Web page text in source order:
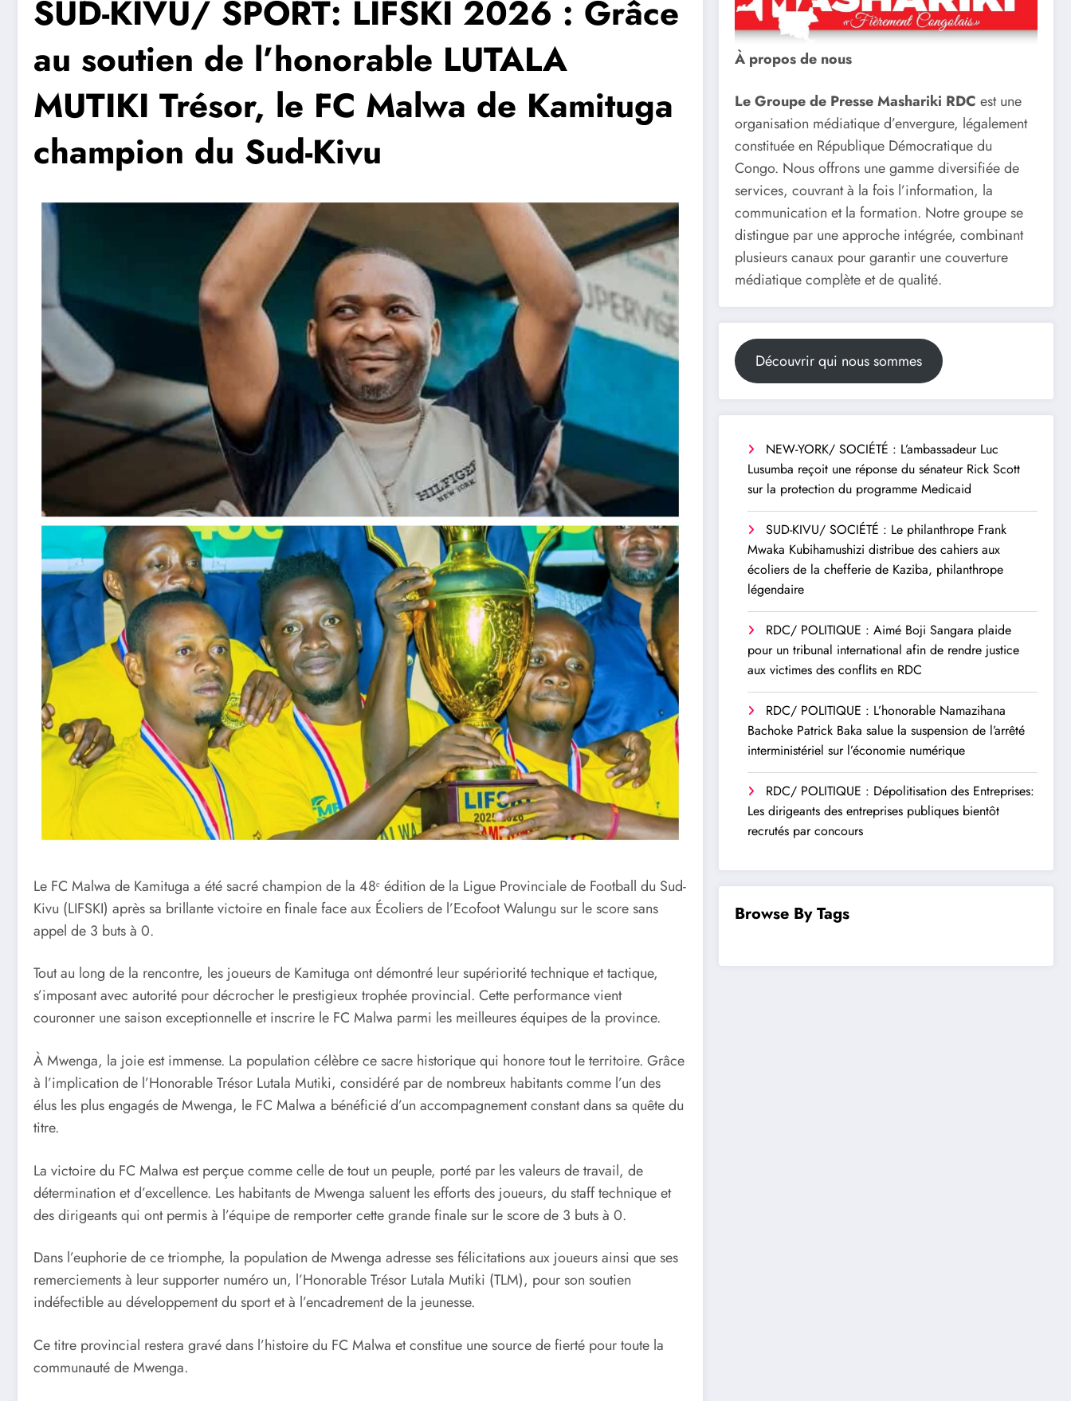
SUD-KIVU/ SPORT: LIFSKI 2026 : Grâce
au soutien de l’honorable LUTALA
MUTIKI Trésor, le FC Malwa de Kamituga
champion du Sud-Kivu
Le FC Malwa de Kamituga a été sacré champion de la 48ᵉ édition de la Ligue Provinciale de Football du Sud-
Kivu (LIFSKI) après sa brillante victoire en finale face aux Écoliers de l’Ecofoot Walungu sur le score sans
appel de 3 buts à 0.
Tout au long de la rencontre, les joueurs de Kamituga ont démontré leur supériorité technique et tactique,
s’imposant avec autorité pour décrocher le prestigieux trophée provincial. Cette performance vient
couronner une saison exceptionnelle et inscrire le FC Malwa parmi les meilleures équipes de la province.
À Mwenga, la joie est immense. La population célèbre ce sacre historique qui honore tout le territoire. Grâce
à l’implication de l’Honorable Trésor Lutala Mutiki, considéré par de nombreux habitants comme l’un des
élus les plus engagés de Mwenga, le FC Malwa a bénéficié d’un accompagnement constant dans sa quête du
titre.
La victoire du FC Malwa est perçue comme celle de tout un peuple, porté par les valeurs de travail, de
détermination et d’excellence. Les habitants de Mwenga saluent les efforts des joueurs, du staff technique et
des dirigeants qui ont permis à l’équipe de remporter cette grande finale sur le score de 3 buts à 0.
Dans l’euphorie de ce triomphe, la population de Mwenga adresse ses félicitations aux joueurs ainsi que ses
remerciements à leur supporter numéro un, l’Honorable Trésor Lutala Mutiki (TLM), pour son soutien
indéfectible au développement du sport et à l’encadrement de la jeunesse.
Ce titre provincial restera gravé dans l’histoire du FC Malwa et constitue une source de fierté pour toute la
communauté de Mwenga.
À propos de nous
Le Groupe de Presse Mashariki RDC est une
organisation médiatique d’envergure, légalement
constituée en République Démocratique du
Congo. Nous offrons une gamme diversifiée de
services, couvrant à la fois l’information, la
communication et la formation. Notre groupe se
distingue par une approche intégrée, combinant
plusieurs canaux pour garantir une couverture
médiatique complète et de qualité.
Découvrir qui nous sommes
NEW-YORK/ SOCIÉTÉ : L’ambassadeur Luc
Lusumba reçoit une réponse du sénateur Rick Scott
sur la protection du programme Medicaid
SUD-KIVU/ SOCIÉTÉ : Le philanthrope Frank
Mwaka Kubihamushizi distribue des cahiers aux
écoliers de la chefferie de Kaziba, philanthrope
légendaire
RDC/ POLITIQUE : Aimé Boji Sangara plaide
pour un tribunal international afin de rendre justice
aux victimes des conflits en RDC
RDC/ POLITIQUE : L’honorable Namazihana
Bachoke Patrick Baka salue la suspension de l’arrêté
interministériel sur l’économie numérique
RDC/ POLITIQUE : Dépolitisation des Entreprises:
Les dirigeants des entreprises publiques bientôt
recrutés par concours
Browse By Tags